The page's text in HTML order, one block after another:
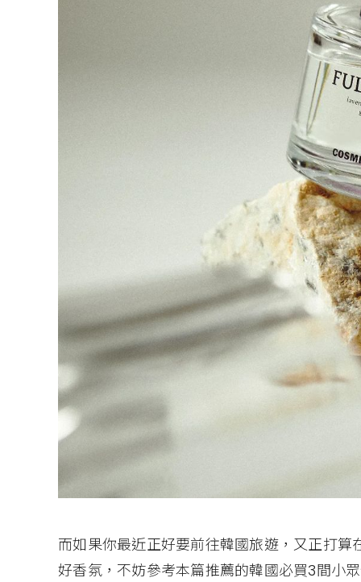
而如果你最近正好要前往韓國旅遊，又正打
好香氛，不妨參考本篇推薦的韓國必買3間小